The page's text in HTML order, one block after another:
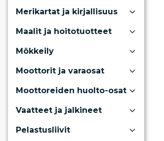
Merikartat ja kirjallisuus
Maalit ja hoitotuotteet
Mökkeily
Moottorit ja varaosat
Moottoreiden huolto-osat
Vaatteet ja jalkineet
Pelastusliivit